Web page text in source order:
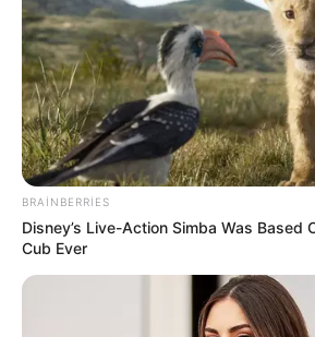
23:56 / 06 Avqust 2026
Sevinc Hüseynova Səidə
Məhkəmə rədd
BRAINBERRIES
Disney’s Live-Action Simba Was Based
Cub Ever